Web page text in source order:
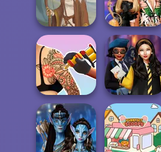
Fantasy World...
Guardians
Viking Woman
BFFs' Birthday
Bash For Babs
Tattoo Master 3D:
Crazy Art
Hogwarts
Princesses